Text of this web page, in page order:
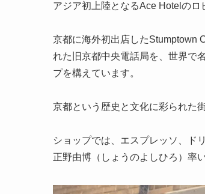
アジア初上陸となるAce Hotelのロ
京都に海外初出店したStumptown
れた旧京都中央電話局を、世界で
プを構えています。
京都という歴史と文化に彩られた
ショップでは、エスプレッソ、ド
正野由博（しょうのよしひろ）率